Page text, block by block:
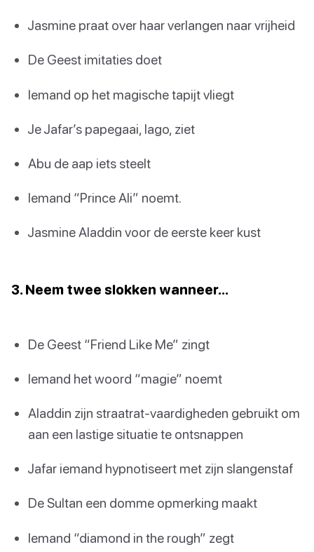
Jasmine praat over haar verlangen naar vrijheid
De Geest imitaties doet
Iemand op het magische tapijt vliegt
Je Jafar’s papegaai, Iago, ziet
Abu de aap iets steelt
Iemand “Prince Ali” noemt.
Jasmine Aladdin voor de eerste keer kust
3. Neem twee slokken wanneer…
De Geest “Friend Like Me” zingt
Iemand het woord “magie” noemt
Aladdin zijn straatrat-vaardigheden gebruikt om
aan een lastige situatie te ontsnappen
Jafar iemand hypnotiseert met zijn slangenstaf
De Sultan een domme opmerking maakt
Iemand “diamond in the rough” zegt